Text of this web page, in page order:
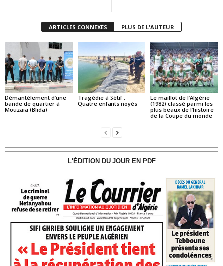
ARTICLES CONNEXES PLUS DE L'AUTEUR
Démantèlement d’une
bande de quartier à
Mouzaïa (Blida)
Tragédie à Sétif :
Quatre enfants noyés
Le maillot de l’Algérie
(1982) classé parmi les
plus beaux de l’histoire
de la Coupe du monde
L'ÉDITION DU JOUR EN PDF